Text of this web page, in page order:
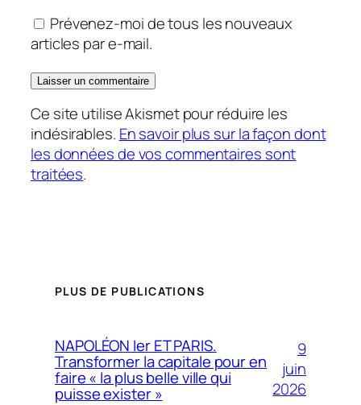
Prévenez-moi de tous les nouveaux
articles par e-mail.
Ce site utilise Akismet pour réduire les
indésirables. En savoir plus sur la façon dont
les données de vos commentaires sont
traitées.
PLUS DE PUBLICATIONS
NAPOLÉON Ier ET PARIS.
Transformer la capitale pour en
faire « la plus belle ville qui
puisse exister »
9
juin
2026